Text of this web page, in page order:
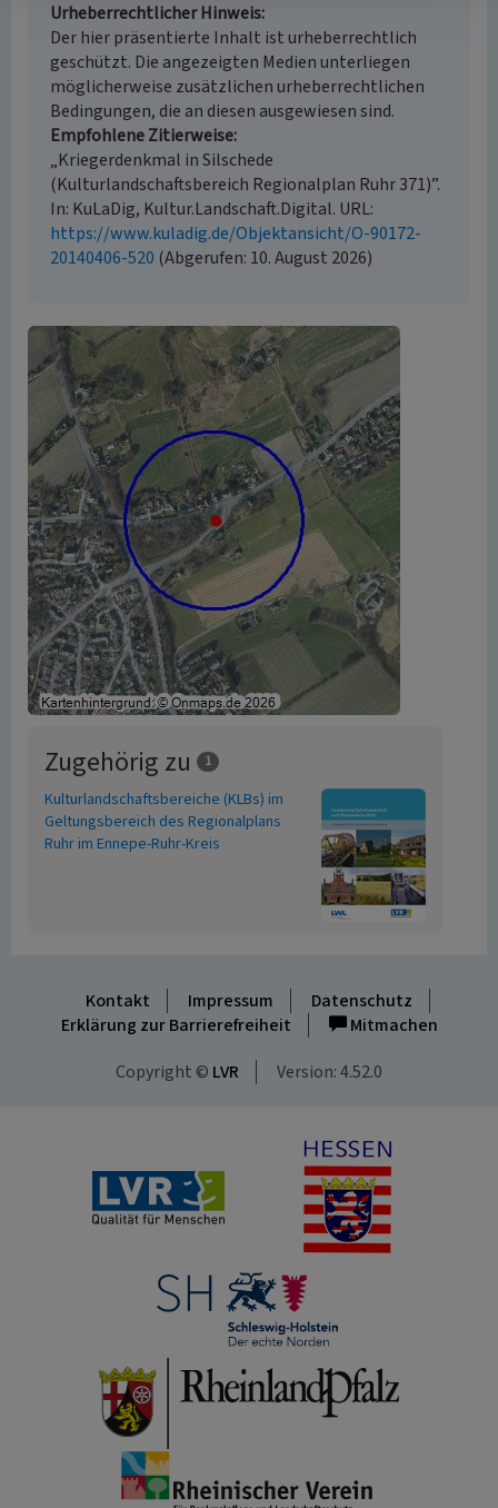
Urheberrechtlicher Hinweis
Der hier präsentierte Inhalt ist urheberrechtlich
geschützt. Die angezeigten Medien unterliegen
möglicherweise zusätzlichen urheberrechtlichen
Bedingungen, die an diesen ausgewiesen sind.
Empfohlene Zitierweise
„Kriegerdenkmal in Silschede
(Kulturlandschaftsbereich Regionalplan Ruhr 371)”.
In: KuLaDig, Kultur.Landschaft.Digital. URL:
https://www.kuladig.de/Objektansicht/O-90172-
20140406-520 (Abgerufen: 10. August 2026)
Zugehörig zu 1
Kulturlandschaftsbereiche (KLBs) im
Geltungsbereich des Regionalplans
Ruhr im Ennepe-Ruhr-Kreis
Kontakt Impressum
Datenschutz
Erklärung zur Barrierefreiheit
Mitmachen
Copyright © LVR Version: 4.52.0